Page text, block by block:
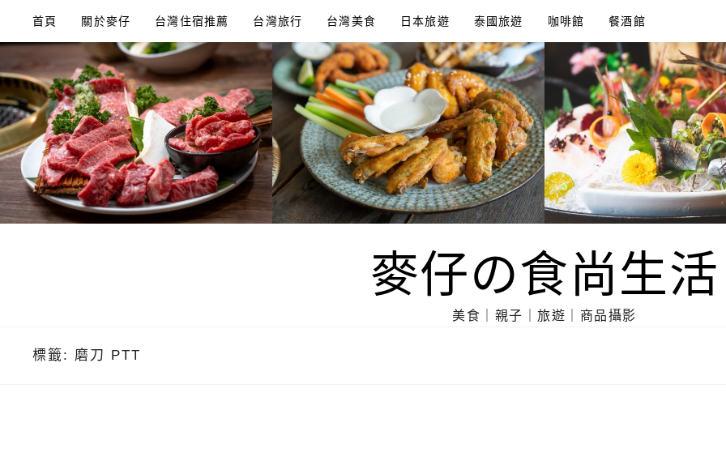
content
首頁 關於麥仔 台灣住宿推薦 台灣旅行 台灣美食 日本旅遊 泰國旅遊 咖啡館 餐酒館
麥仔の食尚生活
美食｜親子｜旅遊｜商品攝影
標籤: 磨刀 PTT